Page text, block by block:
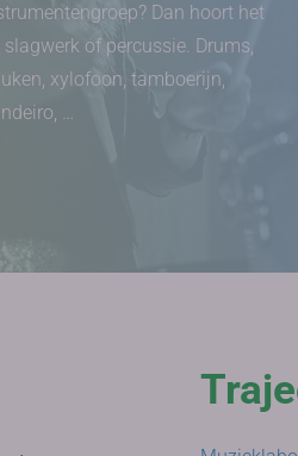
Dan hoort het
slagwerk of percussie. Drums,
xylofoon, tamboerijn,
…